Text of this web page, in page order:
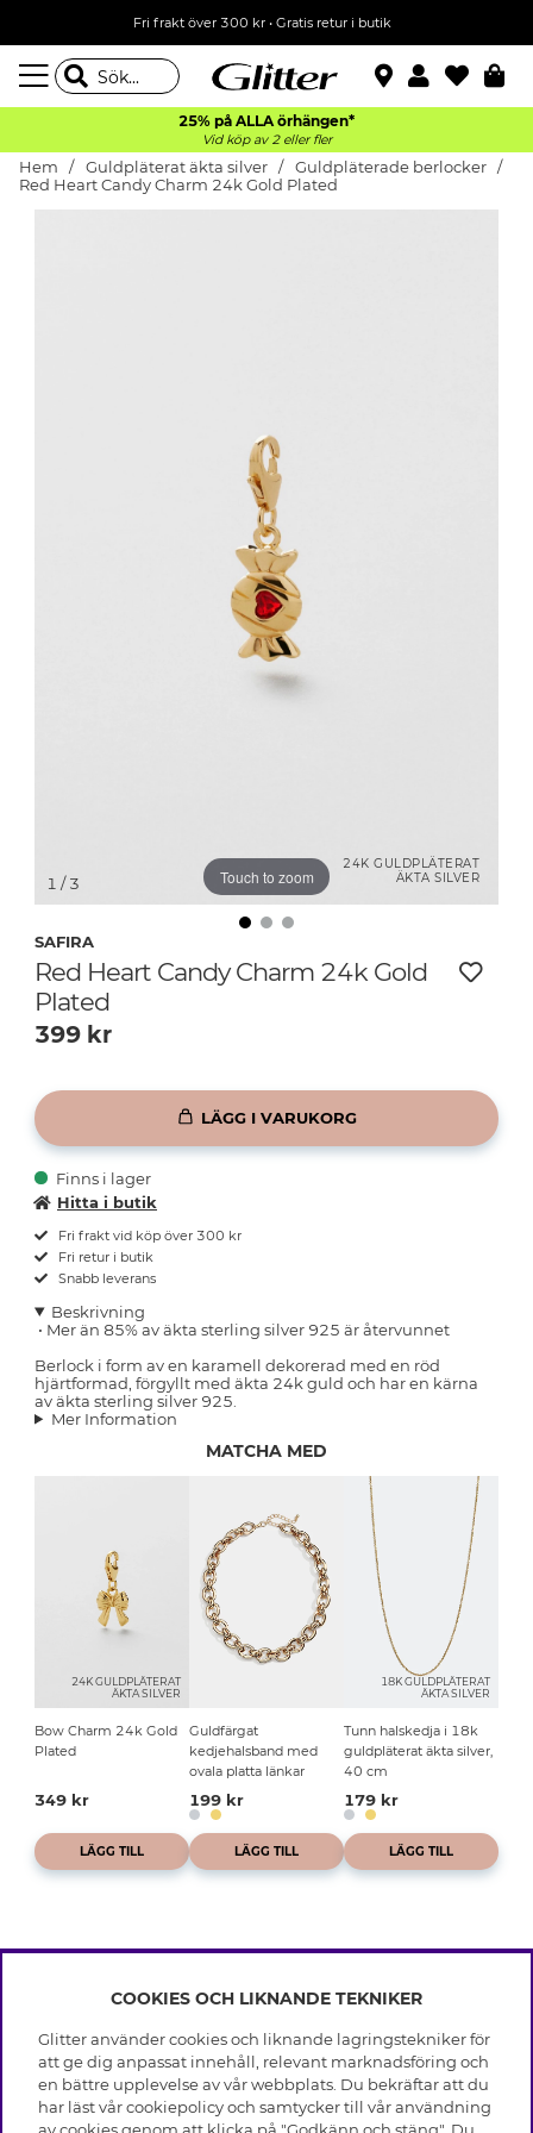
Fri frakt över 300 kr• Gratis retur i butik
25% på ALLA örhängen*
Vid köp av 2 eller fler
Hem Guldpläterat äkta silver
Guldpläterade berlocker
Red Heart Candy Charm 24k Gold Plated
24K GULDPLÄTERAT
ÄKTA SILVER
Touch to zoom
1 / 3
SAFIRA
Red Heart Candy Charm 24k Gold
Plated
399 kr
LÄGG I VARUKORG
Finns i lager
Hitta i butik
Fri frakt vid köp över 300 kr
Fri retur i butik
Snabb leverans
Beskrivning
• Mer än 85% av äkta sterling silver 925 är återvunnet
Berlock i form av en karamell dekorerad med en röd
hjärtformad, förgyllt med äkta 24k guld och har en kärna
av äkta sterling silver 925.
Mer Information
MATCHA MED
24K GULDPLÄTERAT
ÄKTA SILVER
Bow Charm 24k Gold
Plated
349 kr
LÄGG TILL
Guldfärgat
kedjehalsband med
ovala platta länkar
199 kr
LÄGG TILL
18K GULDPLÄTERAT
ÄKTA SILVER
Tunn halskedja i 18k
guldpläterat äkta silver,
40 cm
179 kr
LÄGG TILL
INFO
Leverans
Villkor
Integritetspolicy
Cookies
OM GLITTER
Black Friday
COOKIES OCH LIKNANDE TEKNIKER
Glitter använder cookies och liknande lagringstekniker för
att ge dig anpassat innehåll, relevant marknadsföring och
en bättre upplevelse av vår webbplats. Du bekräftar att du
har läst vår cookiepolicy och samtycker till vår användning